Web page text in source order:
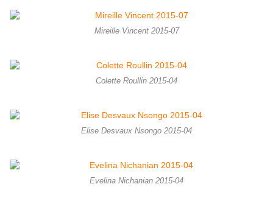
Mireille Vincent 2015-07
Colette Roullin 2015-04
Elise Desvaux Nsongo 2015-04
Evelina Nichanian 2015-04